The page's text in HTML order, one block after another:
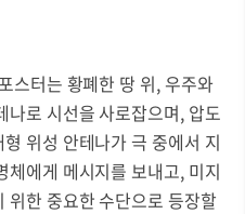
스터는 황폐한 땅 위, 우주와
나로 시선을 사로잡으며, 압도
위성 안테나가 극 중에서 지
에게 메시지를 보내고, 미지
위한 중요한 수단으로 등장할